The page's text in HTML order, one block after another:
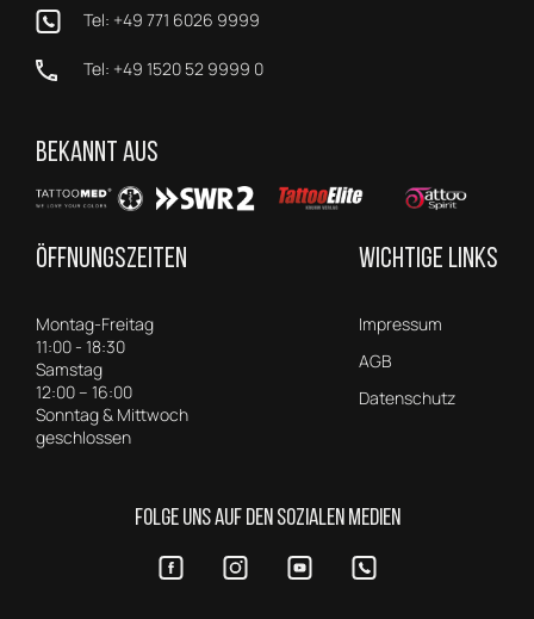
Tel: +49 771 6026 9999
Tel: +49 1520 52 9999 0
BEKANNT AUS
ÖFFNUNGSZEITEN
Montag-Freitag
11:00 - 18:30
Samstag
12:00 – 16:00
Sonntag & Mittwoch
geschlossen
WICHTIGE LINKS
Impressum
AGB
Datenschutz
FOLGE UNS AUF DEN SOZIALEN MEDIEN